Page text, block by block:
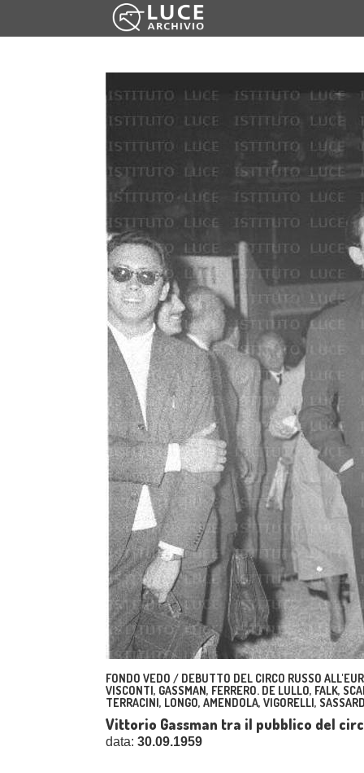
FONDO VEDO / DEBUTTO DEL CIRCO RUSSO
VISCONTI, GASSMAN, FERRERO. DE LULLO, FALK,
TERRACINI, LONGO, AMENDOLA, VIGORELLI,
Vittorio Gassman tra il pubblico del
data: 30.09.1959